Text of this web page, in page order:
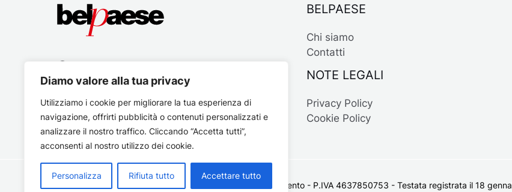
Diamo valore alla tua privacy
Utilizziamo i cookie per migliorare la tua esperienza di
navigazione, offrirti pubblicità o contenuti personalizzati e
analizzare il nostro traffico. Cliccando “Accetta tutti”,
acconsenti al nostro utilizzo dei cookie.
Personalizza Rifiuta tutto Accettare tutto
BELPAESE
Chi siamo
Contatti
NOTE LEGALI
Privacy Policy
Cookie Policy
Copyright © 2026 Belpaese | Periodico d'informazione del Salento - P.IVA 4637850753 - Testata registrata il 18